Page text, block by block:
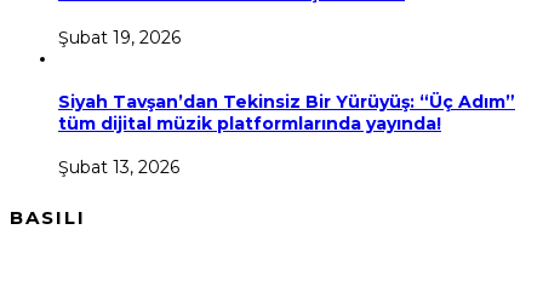
Şubat 19, 2026
Siyah Tavşan’dan Tekinsiz Bir Yürüyüş: “Üç Adım”
tüm dijital müzik platformlarında yayında!
Şubat 13, 2026
BASILI